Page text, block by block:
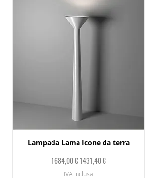
Lampada Lama Icone da terra
Prezzo regolare
1684,00 € Prezzo scontato
1431,40 €
IVA inclusa